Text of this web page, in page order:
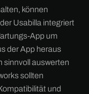
können
Usabilla integriert
App um
der App heraus
sinnvoll auswerten
sollten
und